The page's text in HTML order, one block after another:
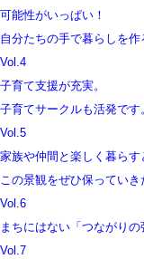
可能性がいっぱい！
自分たちの手で暮らしを
Vol.4
子育て支援が充実。
子育てサークルも活発です
Vol.5
家族や仲間と楽しく暮ら
この景観をぜひ保っていき
Vol.6
まちにはない「つながり
Vol.7